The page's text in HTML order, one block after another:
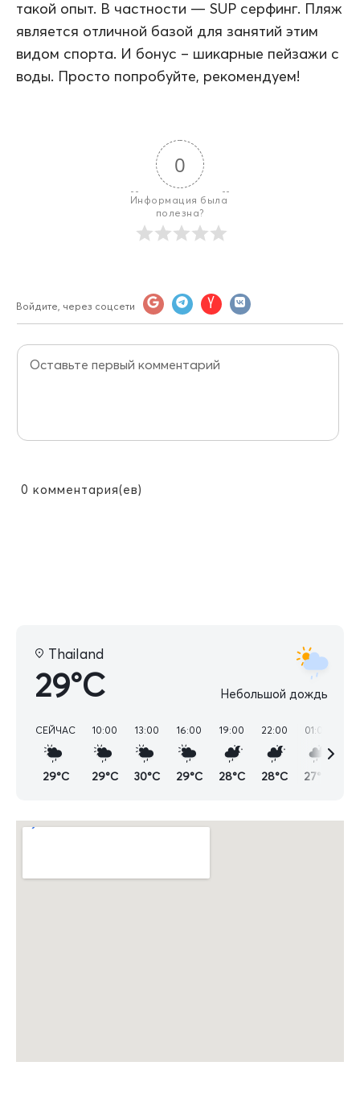
такой опыт. В частности — SUP серфинг. Пляж
является отличной базой для занятий этим
видом спорта. И бонус – шикарные пейзажи с
воды. Просто попробуйте, рекомендуем!
0
Информация была
полезна?
Войдите, через соцсети
0 комментария(ев)
Thailand
29°C Небольшой дождь
СЕЙЧАС
29°C
10:00
29°C
13:00
30°C
16:00
29°C
19:00
28°C
22:00
28°C
01:00
27°C